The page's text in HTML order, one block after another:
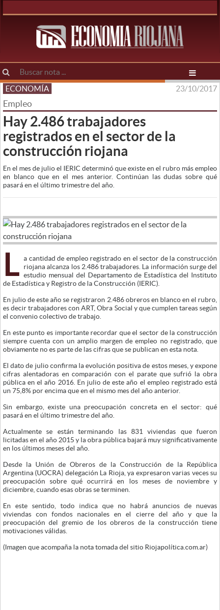
ECONOMÍA 23/10/2017
Empleo
Hay 2.486 trabajadores
registrados en el sector de la
construcción riojana
En el mes de julio el IERIC determinó que existe en el rubro más empleo
en blanco que en el mes anterior. Continúan las dudas sobre qué
pasará en el último trimestre del año.
L
a cantidad de empleo registrado en el sector de la construcción
riojana alcanza los 2.486 trabajadores. La información surge del
estudio mensual del Departamento de Estadística del Instituto
de Estadística y Registro de la Construcción (IERIC).
En julio de este año se registraron 2.486 obreros en blanco en el rubro,
es decir trabajadores con ART, Obra Social y que cumplen tareas según
el convenio colectivo de trabajo.
En este punto es importante recordar que el sector de la construcción
siempre cuenta con un amplio margen de empleo no registrado, que
obviamente no es parte de las cifras que se publican en esta nota.
El dato de julio confirma la evolución positiva de estos meses, y expone
cifras alentadoras en comparación con el parate que sufrió la obra
pública en el año 2016. En julio de este año el empleo registrado está
un 75,8% por encima que en el mismo mes del año anterior.
Sin embargo, existe una preocupación concreta en el sector: qué
pasará en el último trimestre del año.
Actualmente se están terminando las 831 viviendas que fueron
licitadas en el año 2015 y la obra pública bajará muy significativamente
en los últimos meses del año.
Desde la Unión de Obreros de la Construcción de la República
Argentina (UOCRA) delegación La Rioja, ya expresaron varias veces su
preocupación sobre qué ocurrirá en los meses de noviembre y
diciembre, cuando esas obras se terminen.
En este sentido, todo indica que no habrá anuncios de nuevas
viviendas con fondos nacionales en el cierre del año y que la
preocupación del gremio de los obreros de la construcción tiene
motivaciones válidas.
(Imagen que acompaña la nota tomada del sitio Riojapolítica.com.ar)